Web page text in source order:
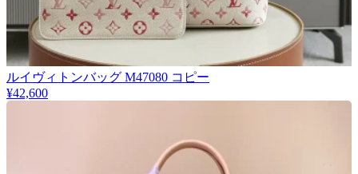
★厳選
ルイヴィトンバッグ M47080 コピー
¥42,600